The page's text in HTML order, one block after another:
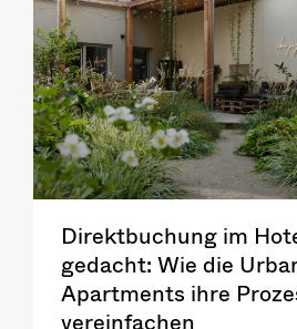
Direktbuchung im
gedacht: Wie die
Apartments ihre
vereinfachen